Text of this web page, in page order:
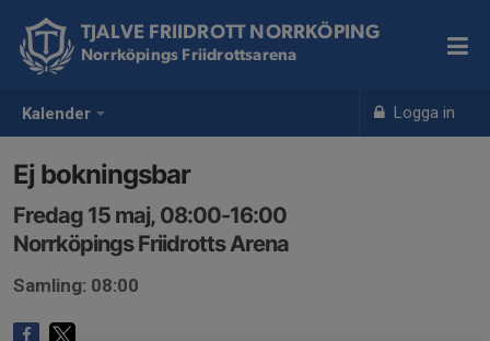
Kalender Logga in
TJALVE FRIIDROTT NORRKÖPING
Norrköpings Friidrottsarena
Ej bokningsbar
Fredag 15 maj, 08:00-16:00
Norrköpings Friidrotts Arena
Samling: 08:00